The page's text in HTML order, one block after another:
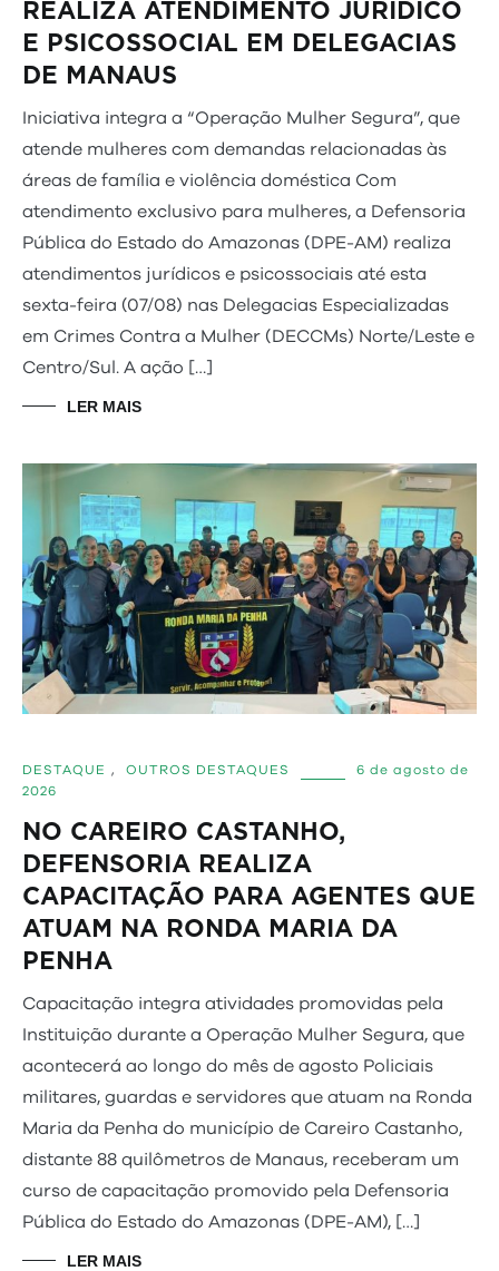
REALIZA ATENDIMENTO JURÍDICO
E PSICOSSOCIAL EM DELEGACIAS
DE MANAUS
Iniciativa integra a “Operação Mulher Segura”, que
atende mulheres com demandas relacionadas às
áreas de família e violência doméstica Com
atendimento exclusivo para mulheres, a Defensoria
Pública do Estado do Amazonas (DPE-AM) realiza
atendimentos jurídicos e psicossociais até esta
sexta-feira (07/08) nas Delegacias Especializadas
em Crimes Contra a Mulher (DECCMs) Norte/Leste e
Centro/Sul. A ação […]
LER MAIS
DESTAQUE , OUTROS DESTAQUES
6 de agosto de
2026
NO CAREIRO CASTANHO,
DEFENSORIA REALIZA
CAPACITAÇÃO PARA AGENTES QUE
ATUAM NA RONDA MARIA DA
PENHA
Capacitação integra atividades promovidas pela
Instituição durante a Operação Mulher Segura, que
acontecerá ao longo do mês de agosto Policiais
militares, guardas e servidores que atuam na Ronda
Maria da Penha do município de Careiro Castanho,
distante 88 quilômetros de Manaus, receberam um
curso de capacitação promovido pela Defensoria
Pública do Estado do Amazonas (DPE-AM), […]
LER MAIS